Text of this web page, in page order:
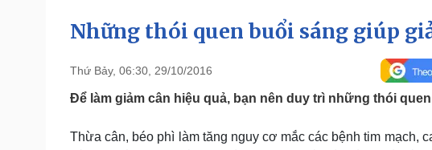
Nhận diện sự thật
Dấu ấn VOV
Pháp luật
Tin nóng
Quân sự - Quốc phòng
Việt Nam
Thể
Lịch
Những thói quen buổi sáng giúp
Thứ Bảy, 06:30, 29/10/2016
Để làm giảm cân hiệu quả, bạn nên duy trì những thói
Thừa cân, béo phì làm tăng nguy cơ mắc các bệnh tim mạch,